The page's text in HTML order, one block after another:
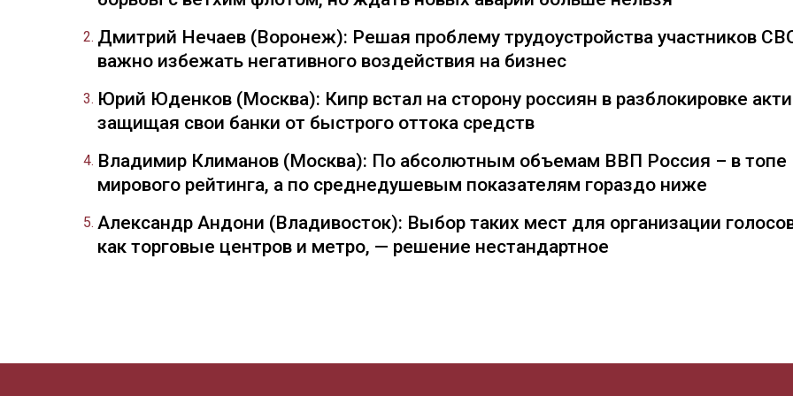
Дмитрий Нечаев (Воронеж): Решая проблему трудоустройства участников
важно избежать негативного воздействия на бизнес
Юрий Юденков (Москва): Кипр встал на сторону россиян в разблокировке
защищая свои банки от быстрого оттока средств
Владимир Климанов (Москва): По абсолютным объемам ВВП Россия – в топе
мирового рейтинга, а по среднедушевым показателям гораздо ниже
Александр Андони (Владивосток): Выбор таких мест для организации
как торговые центров и метро, — решение нестандартное